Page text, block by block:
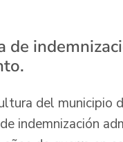
de
del municipio
indemnización